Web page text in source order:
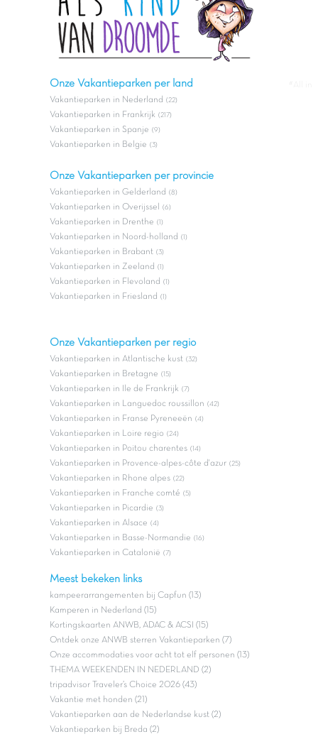
Onze Vakantieparken per land
Vakantieparken in Nederland (22)
Vakantieparken in Frankrijk (217)
Vakantieparken in Spanje (9)
Vakantieparken in Belgie (3)
Onze Vakantieparken per provincie
Vakantieparken in Gelderland (8)
Vakantieparken in Overijssel (6)
Vakantieparken in Drenthe (1)
Vakantieparken in Noord-holland (1)
Vakantieparken in Brabant (3)
Vakantieparken in Zeeland (1)
Vakantieparken in Flevoland (1)
Vakantieparken in Friesland (1)
Onze Vakantieparken per regio
Vakantieparken in Atlantische kust (32)
Vakantieparken in Bretagne (15)
Vakantieparken in Ile de Frankrijk (7)
Vakantieparken in Languedoc roussillon (42)
Vakantieparken in Franse Pyreneeën (4)
Vakantieparken in Loire regio (24)
Vakantieparken in Poitou charentes (14)
Vakantieparken in Provence-alpes-côte d'azur (25)
Vakantieparken in Rhone alpes (22)
Vakantieparken in Franche comté (5)
Vakantieparken in Picardie (3)
Vakantieparken in Alsace (4)
Vakantieparken in Basse-Normandie (16)
Vakantieparken in Catalonië (7)
Meest bekeken links
kampeerarrangementen bij Capfun (13)
Kamperen in Nederland (15)
Kortingskaarten ANWB, ADAC & ACSI (15)
Ontdek onze ANWB sterren Vakantieparken (7)
Onze accommodaties voor acht tot elf personen (13)
THEMA WEEKENDEN IN NEDERLAND (2)
tripadvisor Traveler’s Choice 2026 (43)
Vakantie met honden (21)
Vakantieparken aan de Nederlandse kust (2)
Vakantieparken bij Breda (2)